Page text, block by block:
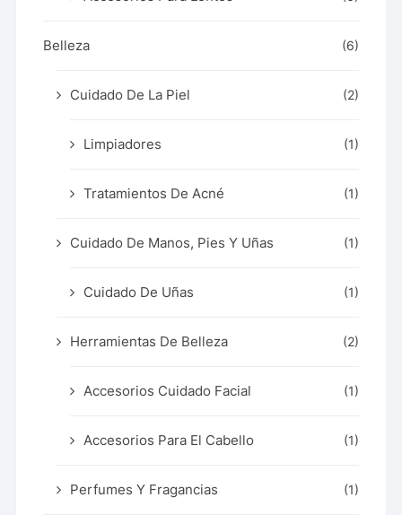
Belleza (6)
Cuidado De La Piel (2)
Limpiadores (1)
Tratamientos De Acné (1)
Cuidado De Manos, Pies Y Uñas (1)
Cuidado De Uñas (1)
Herramientas De Belleza (2)
Accesorios Cuidado Facial (1)
Accesorios Para El Cabello (1)
Perfumes Y Fragancias (1)